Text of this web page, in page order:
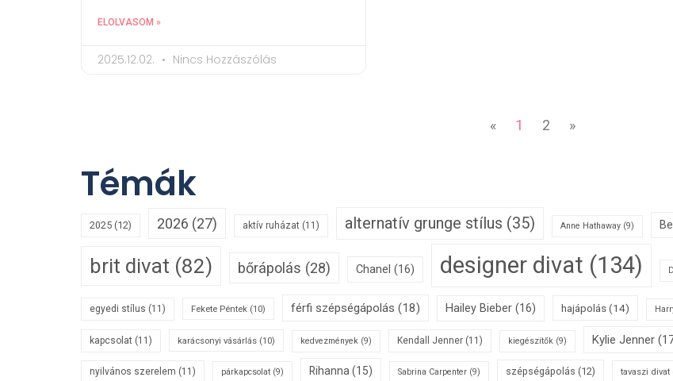
ELOLVASOM »
2025.12.02. Nincs Hozzászólás
« 1 2 »
Témák
2025 (12) 2026 (27) aktív ruházat (11) alternatív grunge stílus (35) Anne Hathaway (9)
brit divat (82) bőrápolás (28) Chanel (16) designer divat (134)
egyedi stílus (11) Fekete Péntek (10) férfi szépségápolás (18) Hailey Bieber (16) hajápolás(14)
kapcsolat (11) karácsonyi vásárlás (10) kedvezmények (9) Kendall Jenner (11) kiegészítők (9) Kylie Jenner
nyilvános szerelem (11) párkapcsolat (9) Rihanna (15) Sabrina Carpenter (9) szépségápolás (12) tavaszi divat